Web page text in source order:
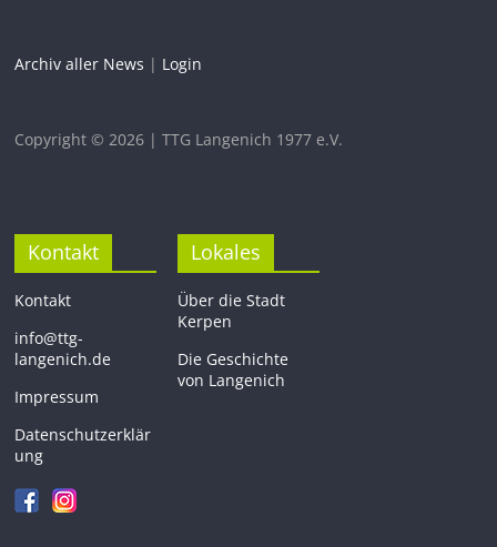
Archiv aller News | Login
Copyright © 2026 | TTG Langenich 1977 e.V.
Kontakt
Kontakt
info@ttg-
langenich.de
Impressum
Datenschutzerklär
ung
Lokales
Über die Stadt
Kerpen
Die Geschichte
von Langenich